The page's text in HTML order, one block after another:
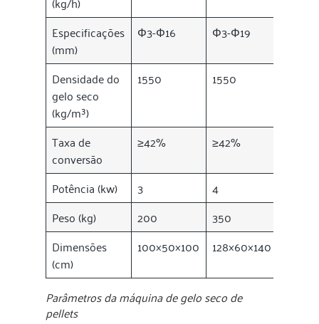
Especificações
(mm)
Φ3-Φ16 Φ3-Φ19
Densidade do
gelo seco
(kg/m³)
1550 1550
Taxa de
conversão
≥42% ≥42%
Potência (kw) 3 4
Peso (kg)
200 350
Dimensões
(cm)
100×50×100 128×60×140
Parâmetros da máquina de gelo seco de
pellets